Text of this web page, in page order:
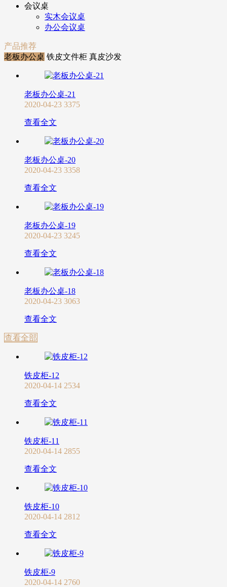
会议桌
实木会议桌
办公会议桌
产品推荐
老板办公桌 铁皮文件柜 真皮沙发
老板办公桌-21
2020-04-23 3375
查看全文
老板办公桌-20
2020-04-23 3358
查看全文
老板办公桌-19
2020-04-23 3245
查看全文
老板办公桌-18
2020-04-23 3063
查看全文
查看全部
铁皮柜-12
2020-04-14 2534
查看全文
铁皮柜-11
2020-04-14 2855
查看全文
铁皮柜-10
2020-04-14 2812
查看全文
铁皮柜-9
2020-04-14 2760